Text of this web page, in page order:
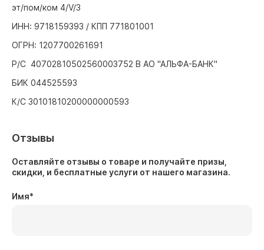
эт/пом/ком 4/V/3
ИНН: 9718159393 / КПП 771801001
ОГРН: 1207700261691
Р/С 40702810502560003752 В АО "АЛЬФА-БАНК"
БИК 044525593
К/С 30101810200000000593
Отзывы
Оставляйте отзывы о товаре и получайте призы,
скидки, и бесплатные услуги от нашего магазина.
Имя*